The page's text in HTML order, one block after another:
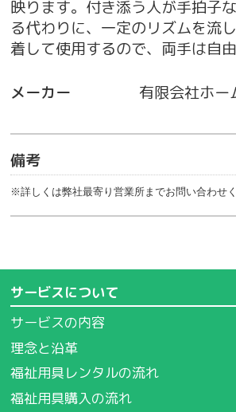
映ります。付き添う人が手拍子
る代わりに、一定のリズムを流
着して使用するので、両手は自由
メーカー 有限会社ホー
備考
※詳しくは弊社最寄り営業所までお問い合わせく
サービスについて
サービスの内容
理念と沿革
福祉用具レンタルの流れ
福祉用具購入の流れ